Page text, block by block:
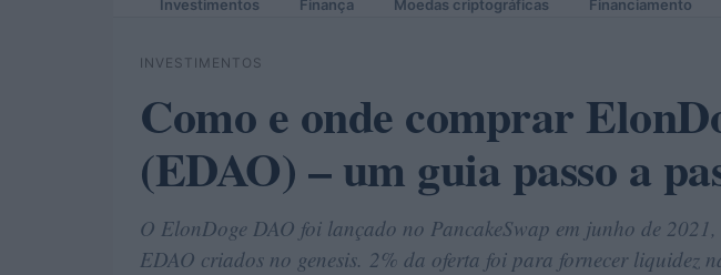
Investimentos Finança Moedas criptográficas Financiamento
INVESTIMENTOS
Como e onde comprar
(EDAO) – um guia passo a
O ElonDoge DAO foi lançado no PancakeSwap em junho de
EDAO criados no genesis. 2% da oferta foi para fornecer liquidez